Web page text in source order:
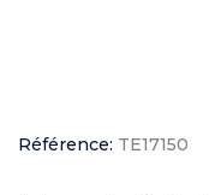
Référence: TE17150